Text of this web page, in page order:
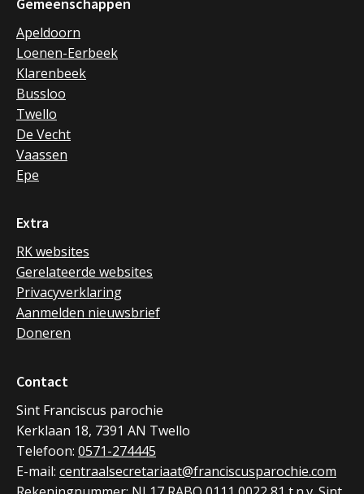
Apeldoorn
Loenen-Eerbeek
Klarenbeek
Bussloo
Twello
De Vecht
Vaassen
Epe
Extra
RK websites
Gerelateerde websites
Privacyverklaring
Aanmelden nieuwsbrief
Doneren
Contact
Sint Franciscus parochie
Kerklaan 18, 7391 AN Twello
Telefoon: 0571-274445
E-mail: centraalsecretariaat@franciscusparochie.com